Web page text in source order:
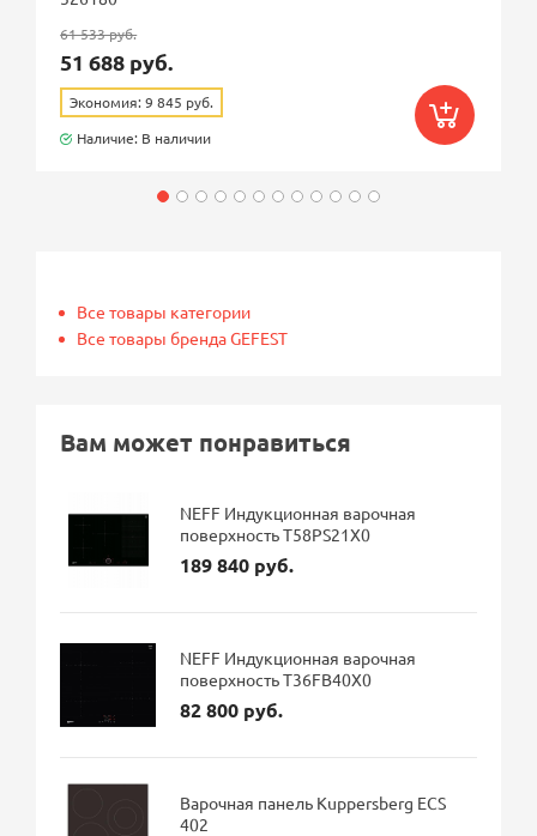
61 533 руб.
51 688 руб.
Экономия: 9 845 руб.
Наличие: В наличии
Все товары категории
Все товары бренда GEFEST
Вам может понравиться
NEFF Индукционная варочная
поверхность T58PS21X0
189 840 руб.
NEFF Индукционная варочная
поверхность T36FB40X0
82 800 руб.
Варочная панель Kuppersberg ECS
402